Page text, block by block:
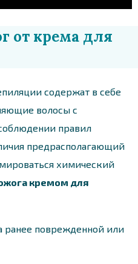
от крема для
содержат в себе
волосы с
правил
предрасполагающий
химический
кремом для
ранее поврежденной или